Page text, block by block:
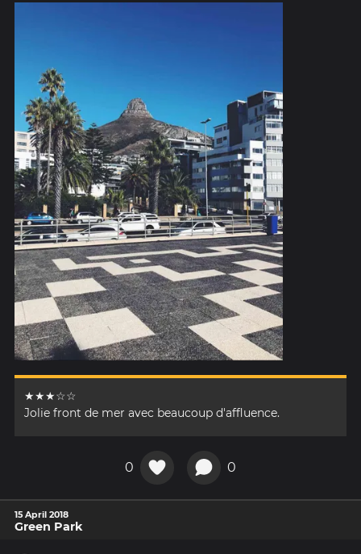
★★★☆☆
Jolie front de mer avec beaucoup d'affluence.
0 0
15 April 2018
Green Park